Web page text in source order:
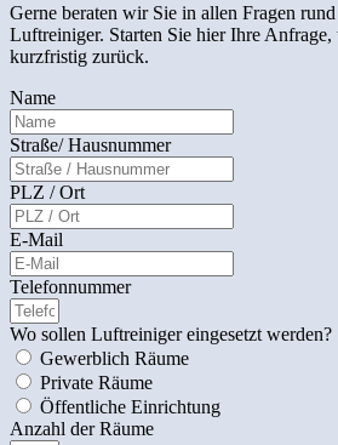
Gerne beraten wir Sie in allen Fragen rund
Luftreiniger. Starten Sie hier Ihre
kurzfristig zurück.
Lass
dieses
Feld
leer
Name
Straße/ Hausnummer
PLZ / Ort
E-Mail
Telefonnummer
Wo sollen Luftreiniger eingesetzt werden?
Gewerblich Räume
Private Räume
Öffentliche Einrichtung
Anzahl der Räume